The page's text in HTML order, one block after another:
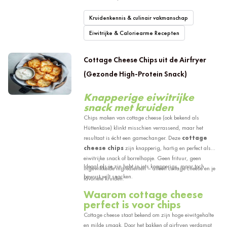
Kruidenkennis & culinair vakmanschap
Eiwitrijke & Caloriearme Recepten
Cottage Cheese Chips uit de Airfryer
(Gezonde High-Protein Snack)
Knapperige eiwitrijke
snack met kruiden
Chips maken van cottage cheese (ook bekend als
Hüttenkäse) klinkt misschien verrassend, maar het
resultaat is écht een gamechanger. Deze cottage
cheese chipszijn knapperig, hartig en perfect als
eiwitrijke snack of borrelhapje. Geen frituur, geen
ingewikkelde ingrediënten – alleen cottage cheese en je
favoriete kruiden.
Ideaal als je zin hebt in iets knapperigs, maar toch
bewust wilt snacken.
Waarom cottage cheese
perfect is voor chips
Cottage cheese staat bekend om zijn hoge eiwitgehalte
en milde smaak. Door het bakken of airfryen verdampt